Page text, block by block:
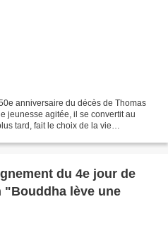
anniversaire du décès de Thomas
jeunesse agitée, il se convertit au
tard, fait le choix de la vie
du 4e jour de
"Bouddha lève une